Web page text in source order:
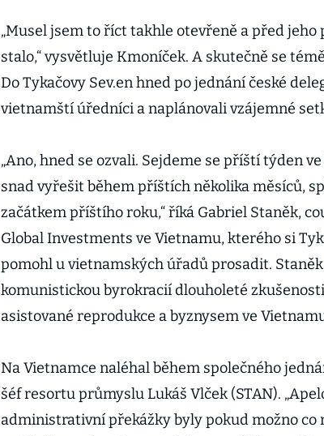
„Musel jsem to říct takhle otevřeně a před jeho
stalo,“ vysvětluje Kmoníček. A skutečně se
Do Tykačovy Sev.en hned po jednání české
vietnamští úředníci a naplánovali vzájemné
„Ano, hned se ozvali. Sejdeme se příští týden
snad vyřešit během příštích několika měsíců,
začátkem příštího roku,“ říká Gabriel Staněk,
Global Investments ve Vietnamu, kterého si
pomohl u vietnamských úřadů prosadit.
komunistickou byrokracií dlouholeté
asistované reprodukce a byznysem ve
Na Vietnamce naléhal během společného
šéf resortu průmyslu Lukáš Vlček (STAN).
administrativní překážky byly pokud možno co